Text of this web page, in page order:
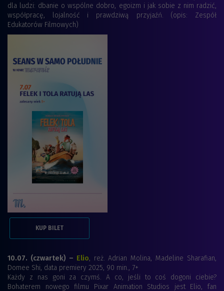
dla ludzi: dbanie o wspólne dobro, egoizm i jak sobie z nim radzić,
współpracę, lojalność i prawdziwą przyjaźń. (opis: Zespół
Edukatorów Filmowych)
KUP BILET
10.07. (czwartek) – Elio, reż. Adrian Molina, Madeline Sharafian,
Domee Shi, data premiery 2025, 90 min., 7+
Każdy z nas goni za czymś. A co, jeśli to coś dogoni ciebie?
Bohaterem nowego filmu Pixar Animation Studios jest Elio, fan